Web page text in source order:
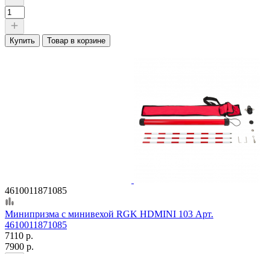
Купить Товар в корзине
4610011871085
Минипризма с минивехой RGK HDMINI 103 Арт.
4610011871085
7110 р.
7900 р.